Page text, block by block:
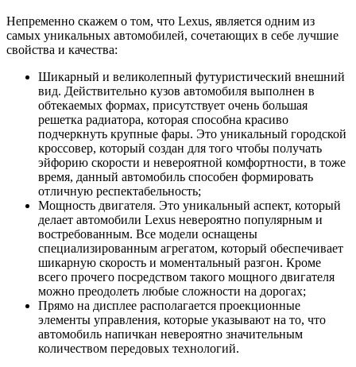
Непременно скажем о том, что Lexus, является одним из
самых уникальных автомобилей, сочетающих в себе лучшие
свойства и качества:
Шикарный и великолепный футуристический внешний
вид. Действительно кузов автомобиля выполнен в
обтекаемых формах, присутствует очень большая
решетка радиатора, которая способна красиво
подчеркнуть крупные фары. Это уникальный городской
кроссовер, который создан для того чтобы получать
эйфорию скорости и невероятной комфортности, в тоже
время, данный автомобиль способен формировать
отличную респектабельность;
Мощность двигателя. Это уникальный аспект, который
делает автомобили Lexus невероятно популярным и
востребованным. Все модели оснащены
специализированным агрегатом, который обеспечивает
шикарную скорость и моментальный разгон. Кроме
всего прочего посредством такого мощного двигателя
можно преодолеть любые сложности на дорогах;
Прямо на дисплее располагается проекционные
элементы управления, которые указывают на то, что
автомобиль напичкан невероятно значительным
количеством передовых технологий.